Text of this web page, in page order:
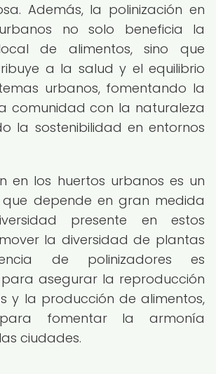
Además, la polinización en
no solo beneficia la
de alimentos, sino que
a la salud y el equilibrio
urbanos, fomentando la
comunidad con la naturaleza
la sostenibilidad en entornos
en los huertos urbanos es un
depende en gran medida
presente en estos
la diversidad de plantas
de polinizadores es
asegurar la reproducción
y la producción de alimentos,
fomentar la armonía
ciudades.